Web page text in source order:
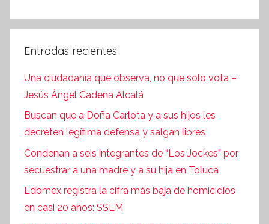
Entradas recientes
Una ciudadanía que observa, no que solo vota –
Jesús Ángel Cadena Alcalá
Buscan que a Doña Carlota y a sus hijos les
decreten legítima defensa y salgan libres
Condenan a seis integrantes de “Los Jockes” por
secuestrar a una madre y a su hija en Toluca
Edomex registra la cifra más baja de homicidios
en casi 20 años: SSEM